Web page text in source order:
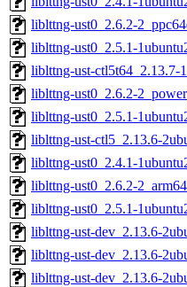
liblttng-ust0_2.6.2-
liblttng-ust0_2.5.1-
liblttng-ust-ctl5t64_2.13.7-
liblttng-ust0_2.6.2-
liblttng-ust0_2.5.1-
liblttng-ust-ctl5_2.13.6-
liblttng-ust0_2.4.1-
liblttng-ust0_2.6.2-
liblttng-ust0_2.5.1-
liblttng-ust-dev_2.13.6-
liblttng-ust-dev_2.13.6-
liblttng-ust-dev_2.13.6-